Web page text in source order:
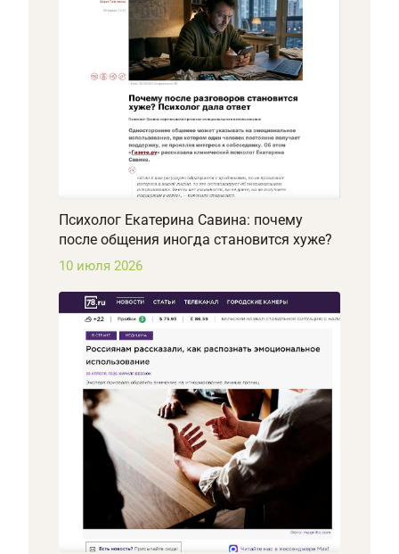
Психолог Екатерина Савина: почему
после общения иногда становится хуже?
10 июля 2026